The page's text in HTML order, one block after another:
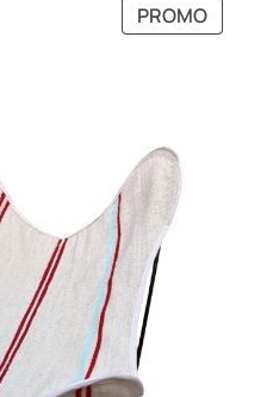
PROMO
EN
PROMO
EN